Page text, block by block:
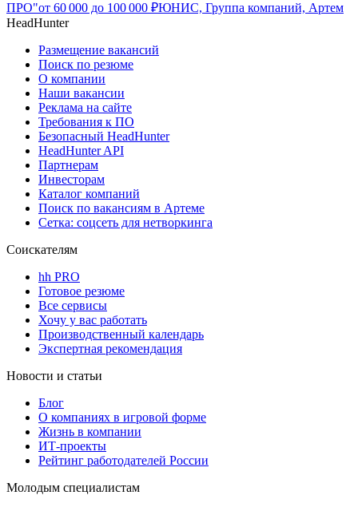
ПРО"от 60 000 до 100 000 ₽ЮНИС, Группа компаний, Артем
HeadHunter
Размещение вакансий
Поиск по резюме
О компании
Наши вакансии
Реклама на сайте
Требования к ПО
Безопасный HeadHunter
HeadHunter API
Партнерам
Инвесторам
Каталог компаний
Поиск по вакансиям в Артеме
Сетка: соцсеть для нетворкинга
Соискателям
hh PRO
Готовое резюме
Все сервисы
Хочу у вас работать
Производственный календарь
Экспертная рекомендация
Новости и статьи
Блог
О компаниях в игровой форме
Жизнь в компании
ИТ-проекты
Рейтинг работодателей России
Молодым специалистам